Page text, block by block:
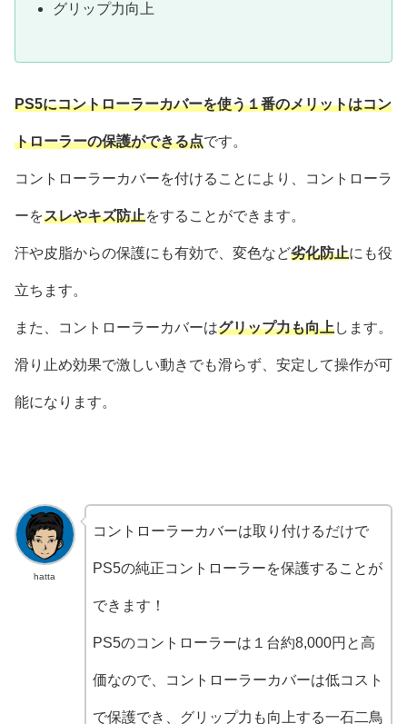
グリップ力向上
PS5にコントローラーカバーを使う１番のメリットはコン
トローラーの保護ができる点です。
コントローラーカバーを付けることにより、コントローラ
ーをスレやキズ防止をすることができます。
汗や皮脂からの保護にも有効で、変色など劣化防止にも役
立ちます。
また、コントローラーカバーはグリップ力も向上します。
滑り止め効果で激しい動きでも滑らず、安定して操作が可
能になります。
hatta
コントローラーカバーは取り付けるだけで
PS5の純正コントローラーを保護することが
できます！
PS5のコントローラーは１台約8,000円と高
価なので、コントローラーカバーは低コスト
で保護でき、グリップ力も向上する一石二鳥